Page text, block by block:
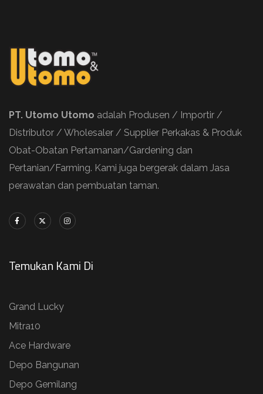
PT. Utomo Utomo adalah Produsen / Importir /
Distributor / Wholesaler / Supplier Perkakas & Produk
Obat-Obatan Pertamanan/Gardening dan
Pertanian/Farming. Kami juga bergerak dalam Jasa
perawatan dan pembuatan taman.
Temukan Kami Di
Grand Lucky
Mitra10
Ace Hardware
Depo Bangunan
Depo Gemilang